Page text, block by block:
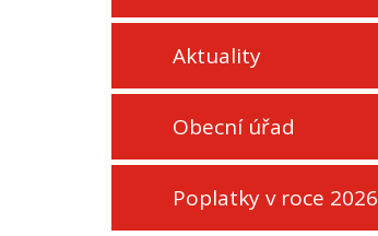
Aktuality
Obecní úřad
Poplatky v roce 2026